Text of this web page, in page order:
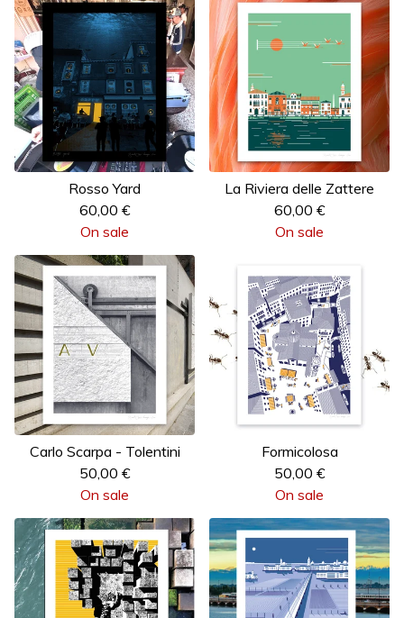
Rosso Yard
60,00 €
On sale
La Riviera delle Zattere
60,00 €
On sale
Carlo Scarpa - Tolentini
50,00 €
On sale
Formicolosa
50,00 €
On sale